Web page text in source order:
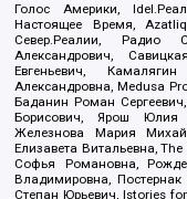
Голос Америки,
Настоящее Время,
Север.Реалии, Радио
Александрович,
Евгеньевич,
Александровна, Medusa
Баданин Роман
Борисович, Ярош Юлия
Железнова Мария
Елизавета Витальевна,
Софья Романовна,
Владимировна,
Степан Юрьевич, Istories